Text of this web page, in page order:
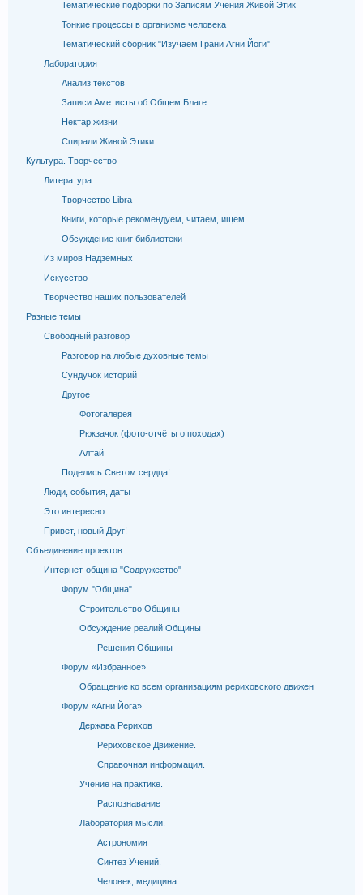
Тематические подборки по Записям Учения Живой Этик
Тонкие процессы в организме человека
Тематический сборник "Изучаем Грани Агни Йоги"
Лаборатория
Анализ текстов
Записи Аметисты об Общем Благе
Нектар жизни
Спирали Живой Этики
Культура. Творчество
Литература
Творчество Libra
Книги, которые рекомендуем, читаем, ищем
Обсуждение книг библиотеки
Из миров Надземных
Искусство
Творчество наших пользователей
Разные темы
Свободный разговор
Разговор на любые духовные темы
Сундучок историй
Другое
Фотогалерея
Рюкзачок (фото-отчёты о походах)
Алтай
Поделись Светом сердца!
Люди, события, даты
Это интересно
Привет, новый Друг!
Объединение проектов
Интернет-община "Содружество"
Форум "Община"
Строительство Общины
Обсуждение реалий Общины
Решения Общины
Форум «Избранное»
Обращение ко всем организациям рериховского движен
Форум «Агни Йога»
Держава Рерихов
Рериховское Движение.
Справочная информация.
Учение на практике.
Распознавание
Лаборатория мысли.
Астрономия
Синтез Учений.
Человек, медицина.